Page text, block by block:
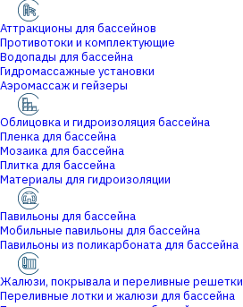
Аттракционы для бассейнов
Противотоки и комплектующие
Водопады для бассейна
Гидромассажные установки
Аэромассаж и гейзеры
Облицовка и гидроизоляция бассейна
Пленка для бассейна
Мозаика для бассейна
Плитка для бассейна
Материалы для гидроизоляции
Павильоны для бассейна
Мобильные павильоны для бассейна
Павильоны из поликарбоната для бассейна
Жалюзи, покрывала и переливные решетки
Переливные лотки и жалюзи для бассейна